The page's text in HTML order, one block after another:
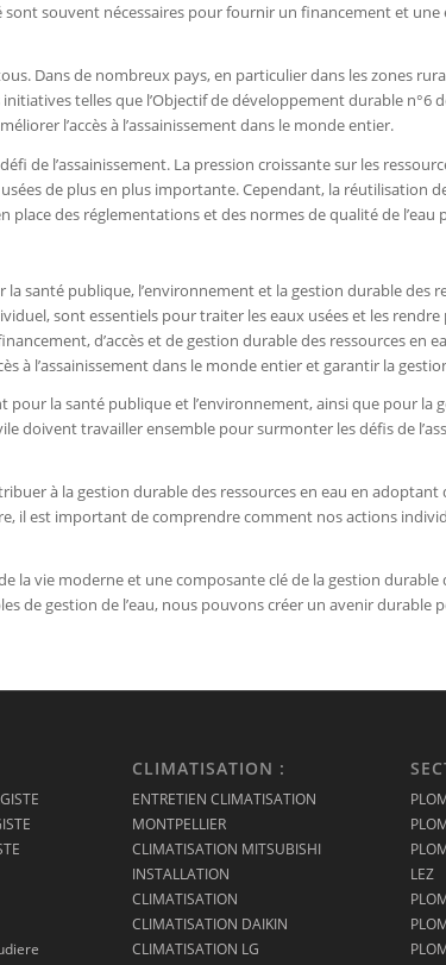
souvent nécessaires pour fournir un financement et
Dans de nombreux pays, en particulier dans les zones
telles que l’Objectif de développement durable n°6
l’accès à l’assainissement dans le monde entier.
de l’assainissement. La pression croissante sur les
de plus en plus importante. Cependant, la réutilisation
des réglementations et des normes de qualité de l’eau
santé publique, l’environnement et la gestion durable des
sont essentiels pour traiter les eaux usées et les
d’accès et de gestion durable des ressources en
à l’assainissement dans le monde entier et garantir la
pour la santé publique et l’environnement, ainsi que pour la
doivent travailler ensemble pour surmonter les défis de
à la gestion durable des ressources en eau en
il est important de comprendre comment nos actions
la vie moderne et une composante clé de la gestion
de gestion de l’eau, nous pouvons créer un avenir durable
CLIMATISATION :
ENTRETIEN CLIMATISATION
MONTPELLIER
CLIMATISATION MITSUBISHI
INSTALLATION
CLIMATISATION
CLIMATISATION DAIKIN
CLIMATISATION LG
LEZ